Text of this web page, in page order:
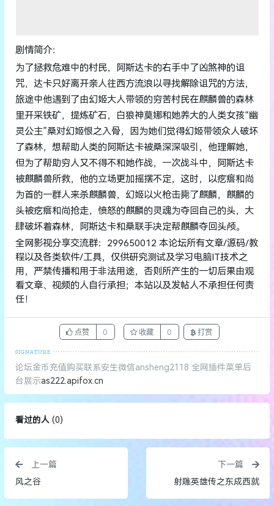
剧情简介：
为了拯救危难中的村民，阿斯达卡的右手中了凶煞神的诅
咒，达卡只好离开亲人往西方流浪以寻找解除诅咒的方法，
旅途中他遇到了由幻姬大人带领的穷苦村民在麒麟兽的森林
里开采铁矿，提炼矿石，白狼神莫娜和她养大的人类女孩“幽
灵公主”桑对幻姬恨之入骨，因为她们觉得幻姬带领众人破坏
了森林，想帮助人类的阿斯达卡被桑深深吸引，他理解她，
但为了帮助穷人又不得不和她作战，一次战斗中，阿斯达卡
被麒麟兽所救，他的立场更加摇摆不定，这时，以疙瘩和尚
为首的一群人来杀麒麟兽，幻姬以火枪击毙了麒麟，麒麟的
头被疙瘩和尚抢走，愤怒的麒麟的灵魂为夺回自己的头，大
肆破坏着森林，阿斯达卡和桑联手决定帮麒麟夺回头颅。
全网影视分享交流群：299650012 本论坛所有文章/源码/教
程以及各类软件/工具，仅供研究测试及学习电脑IT技术之
用，严禁传播和用于非法用途，否则所产生的一切后果由观
看文章、视频的人自行承担；本站以及发帖人不承担任何责
任！
点赞 0 收藏 0 打赏
论坛金币充值购买联系安生微信ansheng2118 全网插件菜单后
台展示as222.apifox.cn
看过的人 (0)
上一篇
风之谷
下一篇
射雕英雄传之东成西就